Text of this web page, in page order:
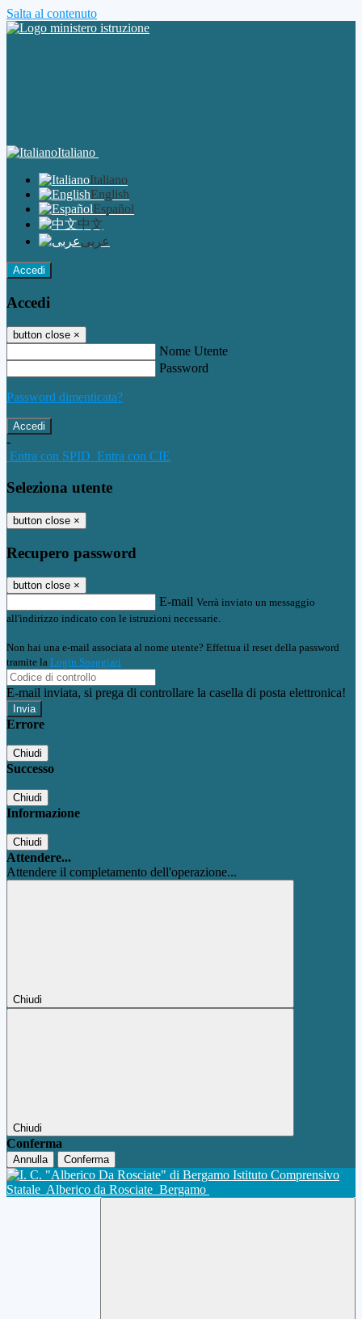
Salta al contenuto
Italiano
Italiano
English
Español
中文
عربى
Accedi
Accedi
button close ×
Nome Utente
Password
Password dimenticata?
-
Entra con SPID Entra con CIE
Seleziona utente
button close ×
Recupero password
button close ×
E-mail Verrà inviato un messaggio
all'indirizzo indicato con le istruzioni necessarie.
Non hai una e-mail associata al nome utente? Effettua il reset della password
tramite la Login Spaggiari
E-mail inviata, si prega di controllare la casella di posta elettronica!
Errore
Chiudi
Successo
Chiudi
Informazione
Chiudi
Attendere...
Attendere il completamento dell'operazione...
Chiudi
Chiudi
Conferma
Annulla Conferma
Istituto Comprensivo
Statale Alberico da Rosciate Bergamo